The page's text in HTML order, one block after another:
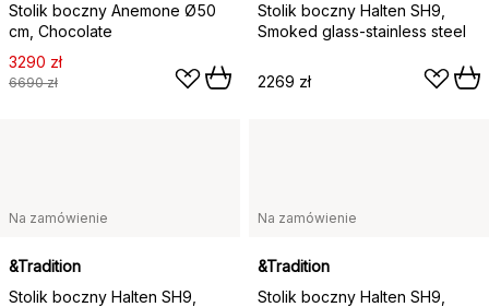
Stolik boczny Anemone Ø50
cm, Chocolate
3290 zł
6690 zł
Stolik boczny Halten SH9,
Smoked glass-stainless steel
2269 zł
Na zamówienie
&Tradition
Stolik boczny Halten SH9,
Na zamówienie
&Tradition
Stolik boczny Halten SH9,